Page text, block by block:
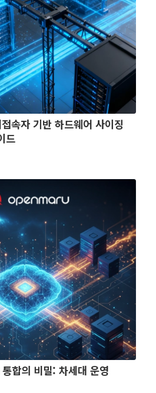
속자 기반 하드웨어 사이징
드
합의 비밀: 차세대 운영